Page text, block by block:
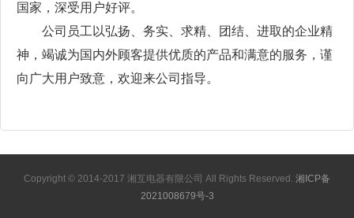
国家，深受用户好评。
公司员工以弘扬、务实、求精、团结、进取的企业精
神，竭诚为国内外顾客提供优质的产品和满意的服务，谨
向广大用户致意，欢迎来公司指导。
Copyright © 2014-2017 湘互电器有限公司 All Rights Reserved. 湘ICP备
2021008679号-3